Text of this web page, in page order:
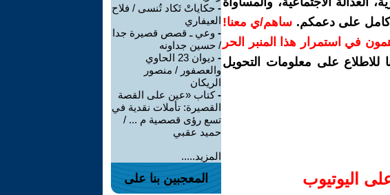
كامل على دعمكم. ساهم/ي معنا!
تساهمون في استمرار هذا المنبر الحر
للاطلاع على معلومات التحويل
اليوتيوب
- حكاياتْ تَكاد تُنسى / فلاح
العيفاري
- وعي ـ قصص قصيرة جدا
/ حسين جداونه
-
ديوان 23 الحاوي
والعصفور / منصور
الريكان
-كتاب «عين على القصة
القصيرة: تأملات نقدية في
تسع رؤى قصصية م ... /
حميد عقبي
المزيد.....
المعجبين بنا على